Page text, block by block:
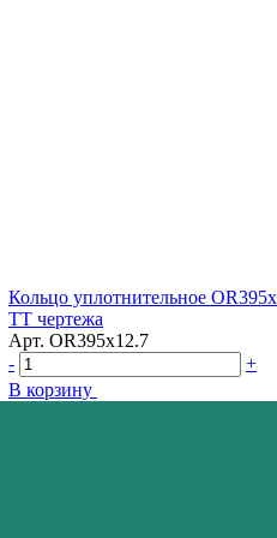
Кольцо уплотнительное
ТТ чертежа
Арт. OR395x12.7
-
+
В корзину